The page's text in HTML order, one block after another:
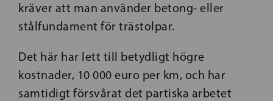
kräver att man använder betong- eller
stålfundament för trästolpar.
Det här har lett till betydligt högre
kostnader, 10 000 euro per km, och har
samtidigt försvårat det partiska arbetet